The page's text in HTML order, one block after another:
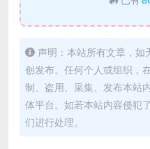
声明：本站所有文章，
创发布。任何个人或组织，
制、盗用、采集、发布本站
体平台。如若本站内容侵犯
们进行处理。